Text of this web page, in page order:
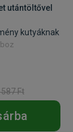
utántöltővel
kutyáknak
Ft